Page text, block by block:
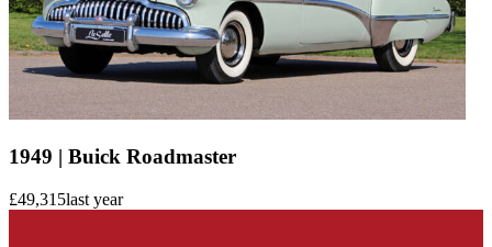
1949 | Buick Roadmaster
£49,315last year